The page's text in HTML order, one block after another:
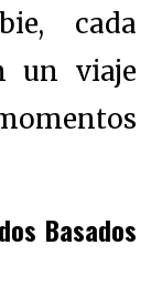
cada
un viaje
Basados